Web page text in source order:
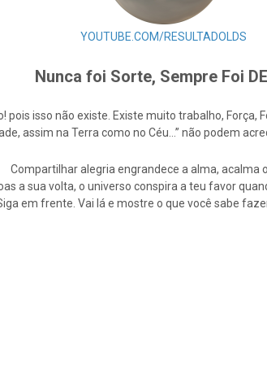
YOUTUBE.COM/RESULTADOLDS
Nunca foi Sorte, Sempre Foi
pois isso não existe. Existe muito trabalho, Força,
assim na Terra como no Céu…” não podem
Compartilhar alegria engrandece a alma, acalma
a sua volta, o universo conspira a teu favor
em frente. Vai lá e mostre o que você sabe